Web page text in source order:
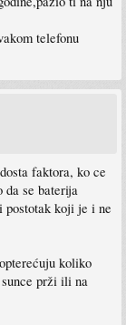
telefonu
faktora, ko ce
da se baterija
postotak koji je i ne
koliko
prži ili na